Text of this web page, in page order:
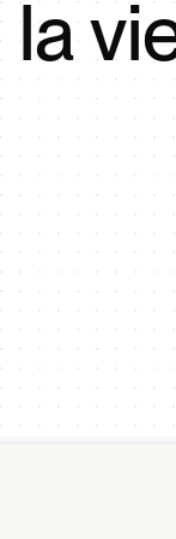
APP
la